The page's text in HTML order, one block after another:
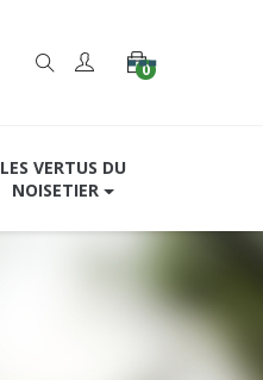
0
LES VERTUS DU
NOISETIER